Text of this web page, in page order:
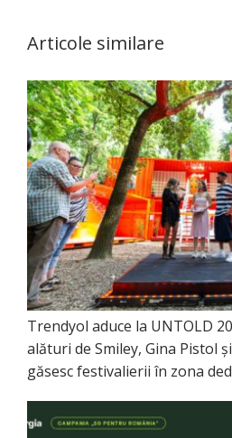
Articole similare
Trendyol aduce la UNTOLD
alături de Smiley, Gina Pistol
găsesc festivalierii în zona